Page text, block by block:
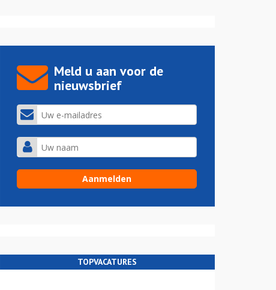
Meld u aan voor de
nieuwsbrief
TOPVACATURES